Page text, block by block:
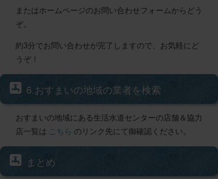
またはホームページのお問い合わせフォームからどう
ぞ。
約3分でお問い合わせが完了しますので、お気軽にど
うぞ！
6.おすまいの地域の業者を検索
おすまいの地域にある生活水道センターの店舗＆協力
店一覧は こちら のリンク先にて御確認ください。
まとめ